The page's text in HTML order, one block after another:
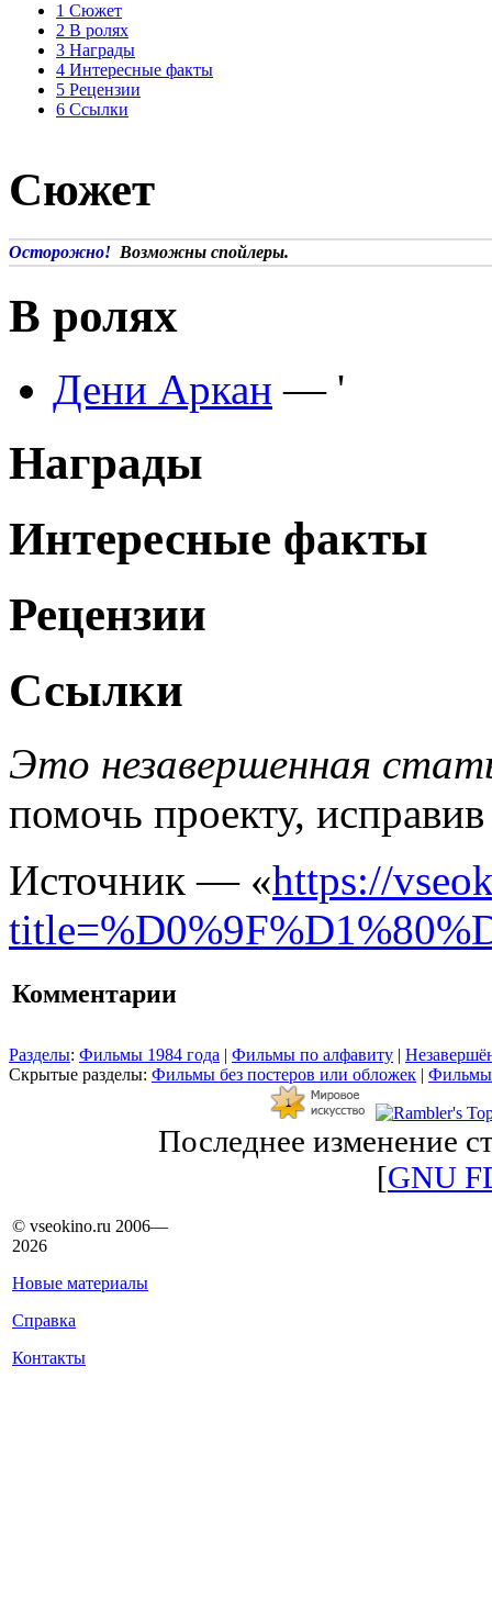
1 Сюжет
2 В ролях
3 Награды
4 Интересные факты
5 Рецензии
6 Ссылки
Сюжет
Осторожно! Возможны спойлеры.
В ролях
Дени Аркан — '
Награды
Интересные факты
Рецензии
Ссылки
Это незавершенная
помочь проекту,
Источник — «https://
Комментарии
Разделы: Фильмы 1984 года | Фильмы по алфавиту |
Скрытые разделы: Фильмы без постеров или обложек | Фильмы
Последнее изменение
[GNU
© vseokino.ru 2006—
2026
Новые материалы
Справка
Контакты